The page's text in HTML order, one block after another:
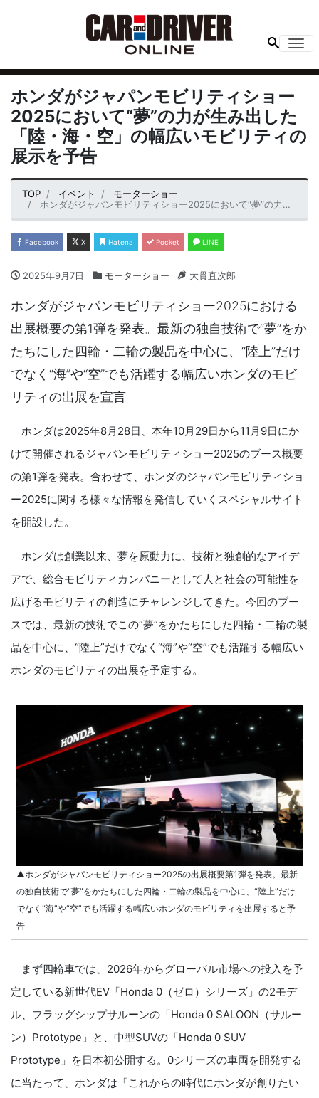
ホンダがジャパンモビリティショー
2025において“夢”の力が生み出した
「陸・海・空」の幅広いモビリティの
展示を予告
TOP イベント
モーターショー
ホンダがジャパンモビリティショー2025において“夢”の力が生み出した「陸・海・空」の幅広いモビリティの展示を予告
Facebook X Hatena Pocket LINE
2025年9月7日 モーターショー 大貫直次郎
ホンダがジャパンモビリティショー2025における
出展概要の第1弾を発表。最新の独自技術で“夢”をか
たちにした四輪・二輪の製品を中心に、“陸上”だけ
でなく“海”や“空”でも活躍する幅広いホンダのモビ
リティの出展を宣言
ホンダは2025年8月28日、本年10月29日から11月9日にか
けて開催されるジャパンモビリティショー2025のブース概要
の第1弾を発表。合わせて、ホンダのジャパンモビリティショ
ー2025に関する様々な情報を発信していくスペシャルサイト
を開設した。
ホンダは創業以来、夢を原動力に、技術と独創的なアイデ
アで、総合モビリティカンパニーとして人と社会の可能性を
広げるモビリティの創造にチャレンジしてきた。今回のブー
スでは、最新の技術でこの“夢”をかたちにした四輪・二輪の製
品を中心に、“陸上”だけでなく“海”や“空”でも活躍する幅広い
ホンダのモビリティの出展を予定する。
▲ホンダがジャパンモビリティショー2025の出展概要第1弾を発表。最新
の独自技術で“夢”をかたちにした四輪・二輪の製品を中心に、“陸上”だけ
でなく“海”や“空”でも活躍する幅広いホンダのモビリティを出展すると予
告
まず四輪車では、2026年からグローバル市場への投入を予
定している新世代EV「Honda 0（ゼロ）シリーズ」の2モデ
ル、フラッグシップサルーンの「Honda 0 SALOON（サルー
ン）Prototype」と、中型SUVの「Honda 0 SUV
Prototype」を日本初公開する。0シリーズの車両を開発する
に当たって、ホンダは「これからの時代にホンダが創りたい